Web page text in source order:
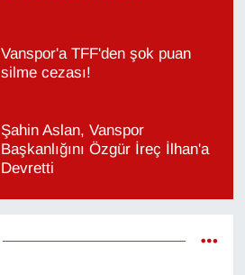
Vanspor'a TFF'den şok puan
silme cezası!
Şahin Aslan, Vanspor
Başkanlığını Özgür İreç İlhan'a
Devretti